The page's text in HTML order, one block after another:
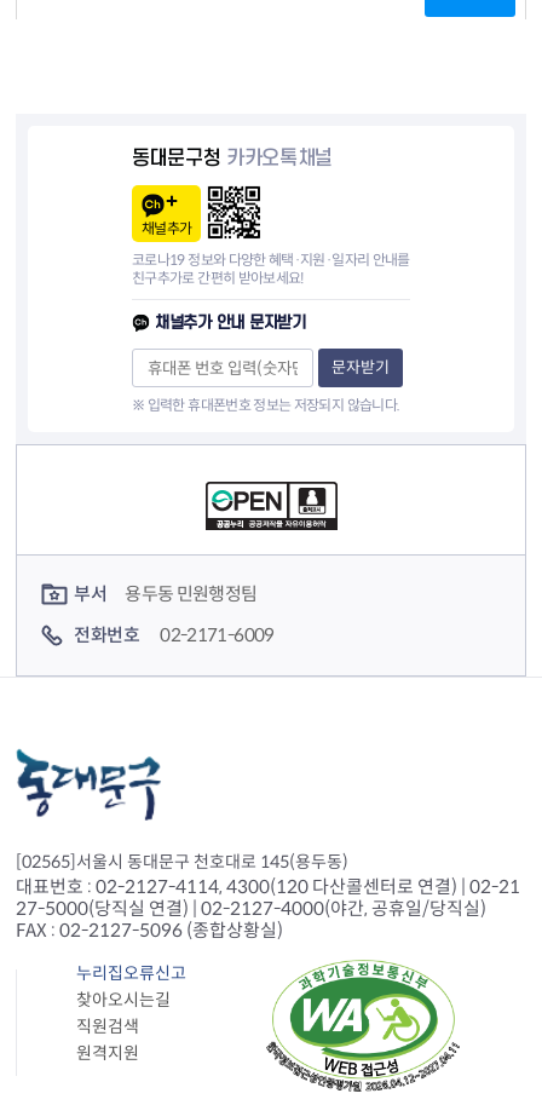
동대문구청 카카오톡채널
채널추가
코로나19 정보와 다양한 혜택·지원·일자리 안내를
친구추가로 간편히 받아보세요!
채널추가 안내 문자받기
문자받기
※ 입력한 휴대폰번호 정보는 저장되지 않습니다.
부서
용두동 민원행정팀
전화번호
02-2171-6009
[02565]서울시 동대문구 천호대로 145(용두동)
대표번호 : 02-2127-4114, 4300(120 다산콜센터로 연결) | 02-21
27-5000(당직실 연결) | 02-2127-4000(야간, 공휴일/당직실)
FAX : 02-2127-5096 (종합상황실)
누리집오류신고
찾아오시는길
직원검색
원격지원